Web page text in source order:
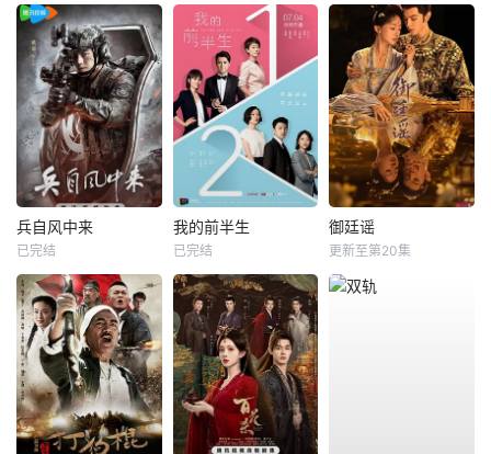
兵自风中来
已完结
我的前半生
已完结
御廷谣
更新至第20集